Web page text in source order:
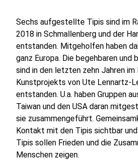
Sechs aufgestellte Tipis sind im
2018 in Schmallenberg und der
entstanden. Mitgeholfen haben
ganz Europa. Die begehbaren und
sind in den letzten zehn Jahren im
Kunstprojekts von Ute Lennartz-
entstanden. U.a. haben Gruppen
Taiwan und den USA daran
sie zusammengeführt.
Kontakt mit den Tipis sichtbar
Tipis sollen Frieden und die
Menschen zeigen.